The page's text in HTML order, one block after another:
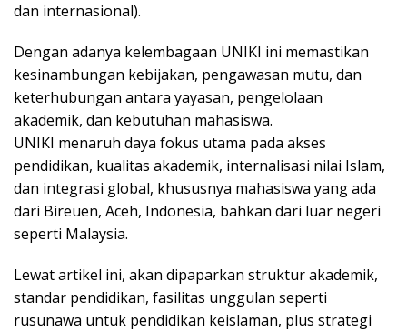
dan internasional).
Dengan adanya kelembagaan UNIKI ini memastikan
kesinambungan kebijakan, pengawasan mutu, dan
keterhubungan antara yayasan, pengelolaan
akademik, dan kebutuhan mahasiswa.
UNIKI menaruh daya fokus utama pada akses
pendidikan, kualitas akademik, internalisasi nilai Islam,
dan integrasi global, khususnya mahasiswa yang ada
dari Bireuen, Aceh, Indonesia, bahkan dari luar negeri
seperti Malaysia.
Lewat artikel ini, akan dipaparkan struktur akademik,
standar pendidikan, fasilitas unggulan seperti
rusunawa untuk pendidikan keislaman, plus strategi